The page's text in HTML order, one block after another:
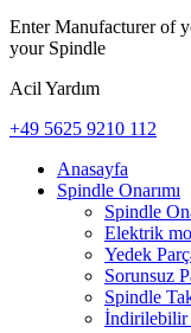
Enter Manufacturer of
your Spindle
Acil Yardım
+49 5625 9210 112
Anasayfa
Spindle Onarımı
Spindle
Elektrik
Yedek
Sorunsuz
Spindle
İndirilebilir